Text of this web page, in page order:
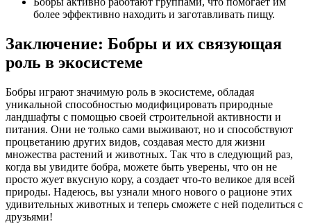
более эффективно находить и заготавливать пищу.
Заключение: Бобры и их связующая
роль в экосистеме
Бобры играют значимую роль в экосистеме, обладая
уникальной способностью модифицировать природные
ландшафты с помощью своей строительной активности и
питания. Они не только сами выживают, но и способствуют
процветанию других видов, создавая место для жизни
множества растений и животных. Так что в следующий раз,
когда вы увидите бобра, можете быть уверены, что он не
просто жует вкусную кору, а создает что-то великое для всей
природы. Надеюсь, вы узнали много нового о рационе этих
удивительных животных и теперь сможете с ней поделиться с
друзьями!